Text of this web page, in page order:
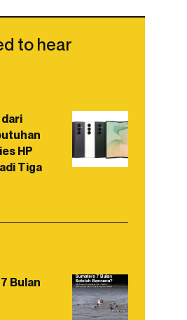
to hear
HP
Tiga
Bulan